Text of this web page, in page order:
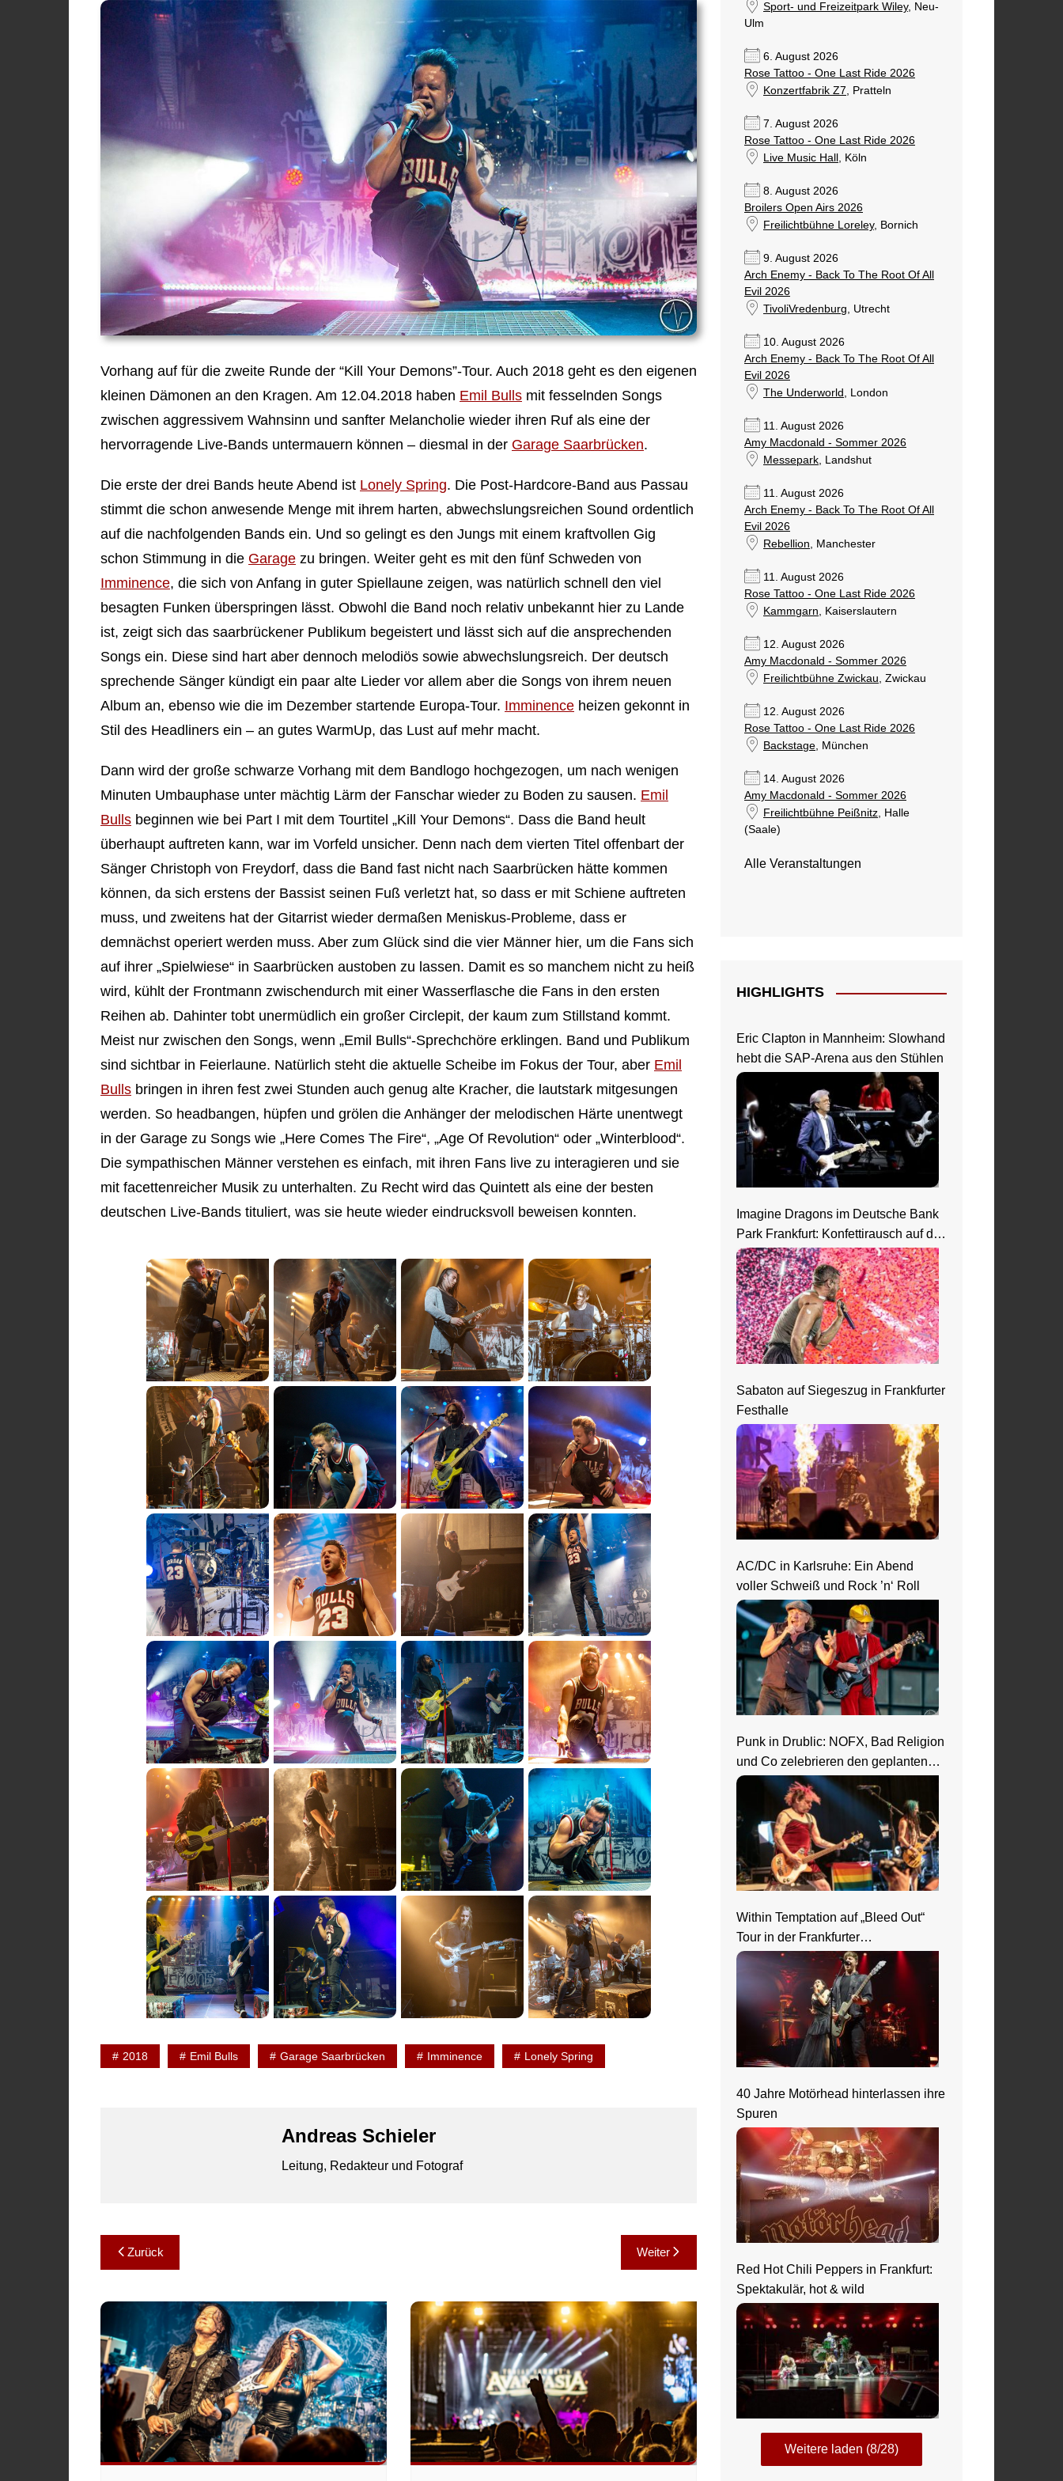
Vorhang auf für die zweite Runde der “Kill Your Demons”-Tour. Auch 2018 geht es den eigenen
kleinen Dämonen an den Kragen. Am 12.04.2018 haben Emil Bulls mit fesselnden Songs
zwischen aggressivem Wahnsinn und sanfter Melancholie wieder ihren Ruf als eine der
hervorragende Live-Bands untermauern können – diesmal in der Garage Saarbrücken.
Die erste der drei Bands heute Abend ist Lonely Spring. Die Post-Hardcore-Band aus Passau
stimmt die schon anwesende Menge mit ihrem harten, abwechslungsreichen Sound ordentlich
auf die nachfolgenden Bands ein. Und so gelingt es den Jungs mit einem kraftvollen Gig
schon Stimmung in die Garage zu bringen. Weiter geht es mit den fünf Schweden von
Imminence, die sich von Anfang in guter Spiellaune zeigen, was natürlich schnell den viel
besagten Funken überspringen lässt. Obwohl die Band noch relativ unbekannt hier zu Lande
ist, zeigt sich das saarbrückener Publikum begeistert und lässt sich auf die ansprechenden
Songs ein. Diese sind hart aber dennoch melodiös sowie abwechslungsreich. Der deutsch
sprechende Sänger kündigt ein paar alte Lieder vor allem aber die Songs von ihrem neuen
Album an, ebenso wie die im Dezember startende Europa-Tour. Imminence heizen gekonnt in
Stil des Headliners ein – an gutes WarmUp, das Lust auf mehr macht.
Dann wird der große schwarze Vorhang mit dem Bandlogo hochgezogen, um nach wenigen
Minuten Umbauphase unter mächtig Lärm der Fanschar wieder zu Boden zu sausen. Emil
Bulls beginnen wie bei Part I mit dem Tourtitel „Kill Your Demons“. Dass die Band heult
überhaupt auftreten kann, war im Vorfeld unsicher. Denn nach dem vierten Titel offenbart der
Sänger Christoph von Freydorf, dass die Band fast nicht nach Saarbrücken hätte kommen
können, da sich erstens der Bassist seinen Fuß verletzt hat, so dass er mit Schiene auftreten
muss, und zweitens hat der Gitarrist wieder dermaßen Meniskus-Probleme, dass er
demnächst operiert werden muss. Aber zum Glück sind die vier Männer hier, um die Fans sich
auf ihrer „Spielwiese“ in Saarbrücken austoben zu lassen. Damit es so manchem nicht zu heiß
wird, kühlt der Frontmann zwischendurch mit einer Wasserflasche die Fans in den ersten
Reihen ab. Dahinter tobt unermüdlich ein großer Circlepit, der kaum zum Stillstand kommt.
Meist nur zwischen den Songs, wenn „Emil Bulls“-Sprechchöre erklingen. Band und Publikum
sind sichtbar in Feierlaune. Natürlich steht die aktuelle Scheibe im Fokus der Tour, aber Emil
Bulls bringen in ihren fest zwei Stunden auch genug alte Kracher, die lautstark mitgesungen
werden. So headbangen, hüpfen und grölen die Anhänger der melodischen Härte unentwegt
in der Garage zu Songs wie „Here Comes The Fire“, „Age Of Revolution“ oder „Winterblood“.
Die sympathischen Männer verstehen es einfach, mit ihren Fans live zu interagieren und sie
mit facettenreicher Musik zu unterhalten. Zu Recht wird das Quintett als eine der besten
deutschen Live-Bands tituliert, was sie heute wieder eindrucksvoll beweisen konnten.
2018 Emil Bulls Garage Saarbrücken Imminence Lonely Spring
Andreas Schieler
Leitung, Redakteur und Fotograf
Beitragsnavigation
Zurück Weiter
Sport- und Freizeitpark Wiley, Neu-
Ulm
6. August 2026
Rose Tattoo - One Last Ride 2026
Konzertfabrik Z7, Pratteln
7. August 2026
Rose Tattoo - One Last Ride 2026
Live Music Hall , Köln
8. August 2026
Broilers Open Airs 2026
Freilichtbühne Loreley, Bornich
9. August 2026
Arch Enemy - Back To The Root Of All
Evil 2026
TivoliVredenburg, Utrecht
10. August 2026
Arch Enemy - Back To The Root Of All
Evil 2026
The Underworld , London
11. August 2026
Amy Macdonald - Sommer 2026
Messepark, Landshut
11. August 2026
Arch Enemy - Back To The Root Of All
Evil 2026
Rebellion, Manchester
11. August 2026
Rose Tattoo - One Last Ride 2026
Kammgarn, Kaiserslautern
12. August 2026
Amy Macdonald - Sommer 2026
Freilichtbühne Zwickau, Zwickau
12. August 2026
Rose Tattoo - One Last Ride 2026
Backstage, München
14. August 2026
Amy Macdonald - Sommer 2026
Freilichtbühne Peißnitz, Halle
(Saale)
Alle Veranstaltungen
HIGHLIGHTS
Eric Clapton in Mannheim: Slowhand
hebt die SAP-Arena aus den Stühlen
Imagine Dragons im Deutsche Bank
Park Frankfurt: Konfettirausch auf der
Loom Welttour
Sabaton auf Siegeszug in Frankfurter
Festhalle
AC/DC in Karlsruhe: Ein Abend
voller Schweiß und Rock ’n‘ Roll
Punk in Drublic: NOFX, Bad Religion
und Co zelebrieren den geplanten
Ausnahmezustand
Within Temptation auf „Bleed Out“
Tour in der Frankfurter
Jahrhunderthalle
40 Jahre Motörhead hinterlassen ihre
Spuren
Red Hot Chili Peppers in Frankfurt:
Spektakulär, hot & wild
Weitere laden (8/28)